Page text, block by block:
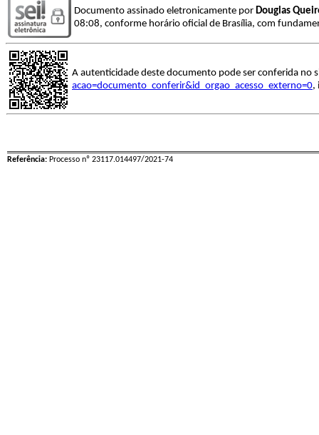
Documento assinado eletronicamente por Douglas
08:08, conforme horário oficial de Brasília, com
A autenticidade deste documento pode ser conferida no
acao=documento_conferir&id_orgao_acesso_externo=0,
Referência: Processo nº 23117.014497/2021-74